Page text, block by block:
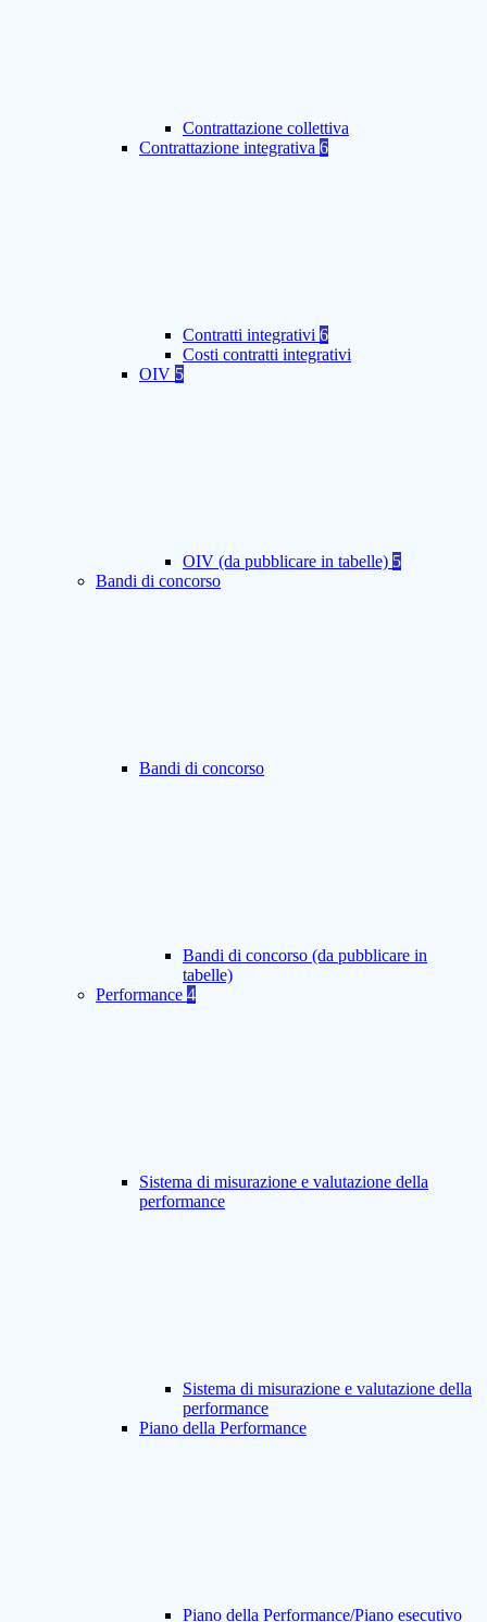
Contrattazione collettiva
Contrattazione integrativa 6
Contratti integrativi 6
Costi contratti integrativi
OIV 5
OIV (da pubblicare in tabelle) 5
Bandi di concorso
Bandi di concorso
Bandi di concorso (da pubblicare in
tabelle)
Performance 4
Sistema di misurazione e valutazione della
performance
Sistema di misurazione e valutazione della
performance
Piano della Performance
Piano della Performance/Piano esecutivo